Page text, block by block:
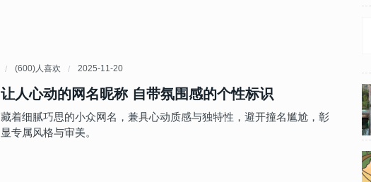
(600)人喜欢 2025-11-20
让人心动的网名昵称 自带氛围感的个性标识
藏着细腻巧思的小众网名，兼具心动质感与独特性，避开撞名尴尬，彰
显专属风格与审美。